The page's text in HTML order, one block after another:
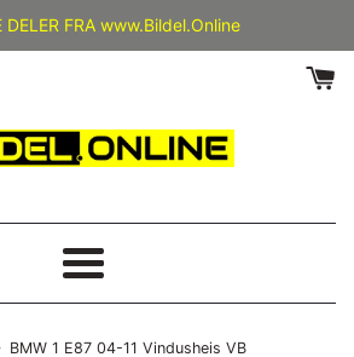
DELER FRA www.Bildel.Online
Meny
BMW 1 E87 04-11 Vindusheis VB